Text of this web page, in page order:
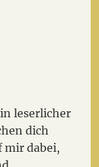
leserlicher
dich
mir dabei,